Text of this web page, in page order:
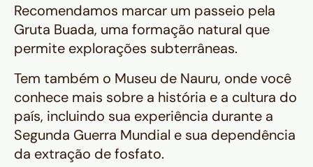
Recomendamos marcar um passeio pela
Gruta Buada, uma formação natural que
permite explorações subterrâneas.
Tem também o Museu de Nauru, onde você
conhece mais sobre a história e a cultura do
país, incluindo sua experiência durante a
Segunda Guerra Mundial e sua dependência
da extração de fosfato.